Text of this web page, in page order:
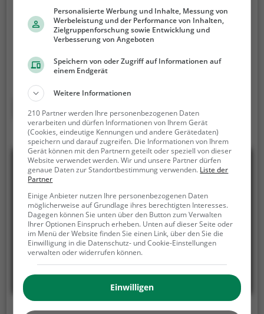
Vorberg 25, 8972 Ramsau
Zechmannhof ist ein Anbieter für Ponyreiten in
Für die Kleinsten ist Ponyreiten ein
absolutes Highlight. Ganz hoch oben auf dem
Rücken der ruhigen Tiere können Kinder die Aussicht
genießen und bequem durch die Umgebung von
Ramsau reiten.
Mehr erfahren
Personalisierte Werbung und Inhalte, Messung von
Werbeleistung und der Performance von Inhalten,
Zielgruppenforschung sowie Entwicklung und
Verbesserung von Angeboten
Speichern von oder Zugriff auf Informationen auf
einem Endgerät
Weitere Informationen
210 Partner werden Ihre personenbezogenen Daten
verarbeiten und dürfen Informationen von Ihrem Gerät
(Cookies, eindeutige Kennungen und andere Gerätedaten)
speichern und darauf zugreifen. Die Informationen von Ihrem
Gerät können mit den Partnern geteilt oder speziell von dieser
Website verwendet werden. Wir und unsere Partner dürfen
genaue Daten zur Standortbestimmung verwenden. Liste der
Partner
Einige Anbieter nutzen Ihre personenbezogenen Daten
möglicherweise auf Grundlage ihres berechtigten Interesses.
Dagegen können Sie unten über den Button zum Verwalten
Ihrer Optionen Einspruch erheben. Unten auf dieser Seite oder
im Menü der Website finden Sie einen Link, über den Sie die
Einwilligung in die Datenschutz- und Cookie-Einstellungen
verwalten oder widerrufen können.
Einwilligen